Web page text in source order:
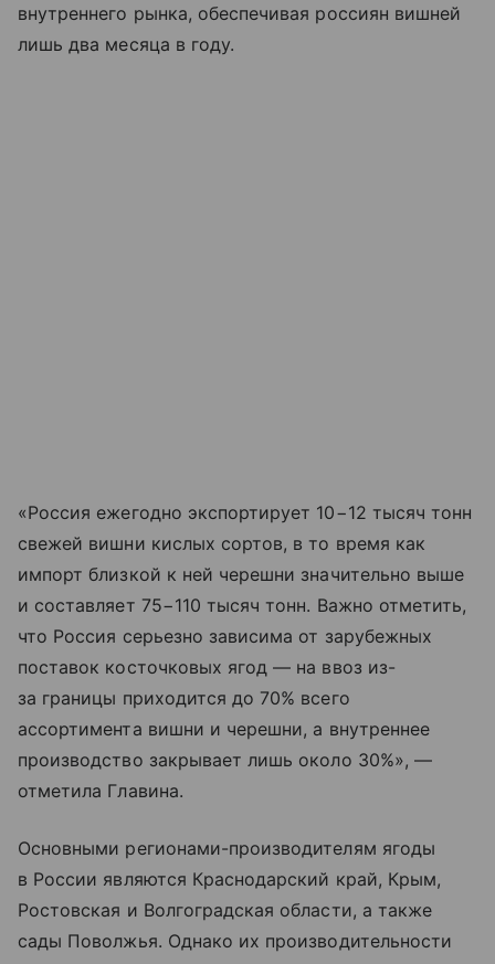
внутреннего рынка, обеспечивая россиян вишней
лишь два месяца в году.
«Россия ежегодно экспортирует 10−12 тысяч тонн
свежей вишни кислых сортов, в то время как
импорт близкой к ней черешни значительно выше
и составляет 75−110 тысяч тонн. Важно отметить,
что Россия серьезно зависима от зарубежных
поставок косточковых ягод — на ввоз из-
за границы приходится до 70% всего
ассортимента вишни и черешни, а внутреннее
производство закрывает лишь около 30%», —
отметила Главина.
Основными регионами-производителям ягоды
в России являются Краснодарский край, Крым,
Ростовская и Волгоградская области, а также
сады Поволжья. Однако их производительности